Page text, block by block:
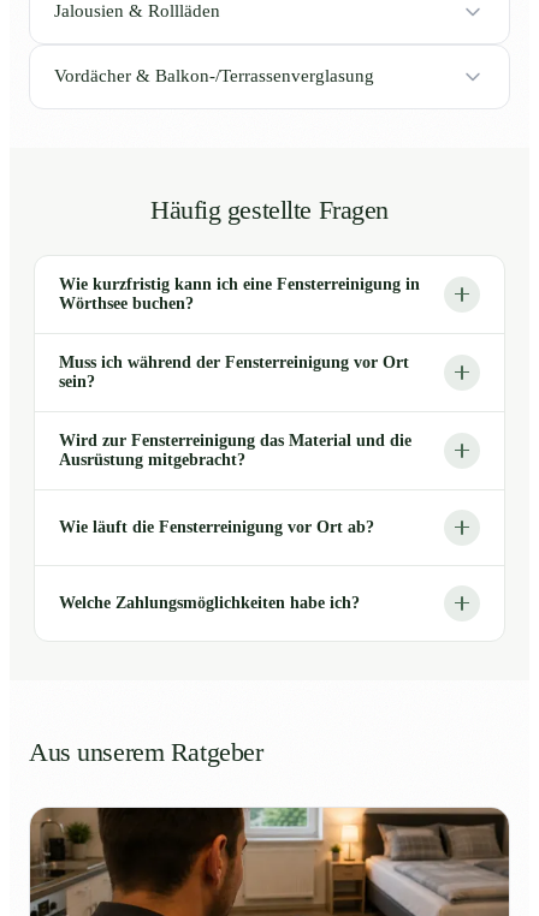
Jalousien & Rollläden
Vordächer & Balkon-/Terrassenverglasung
Häufig gestellte Fragen
Wie kurzfristig kann ich eine Fensterreinigung in
Wörthsee buchen?
Muss ich während der Fensterreinigung vor Ort
sein?
Wird zur Fensterreinigung das Material und die
Ausrüstung mitgebracht?
Wie läuft die Fensterreinigung vor Ort ab?
Welche Zahlungsmöglichkeiten habe ich?
Aus unserem Ratgeber